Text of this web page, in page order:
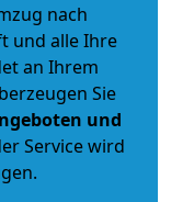
nach
und alle Ihre
an Ihrem
Sie
und
Service wird